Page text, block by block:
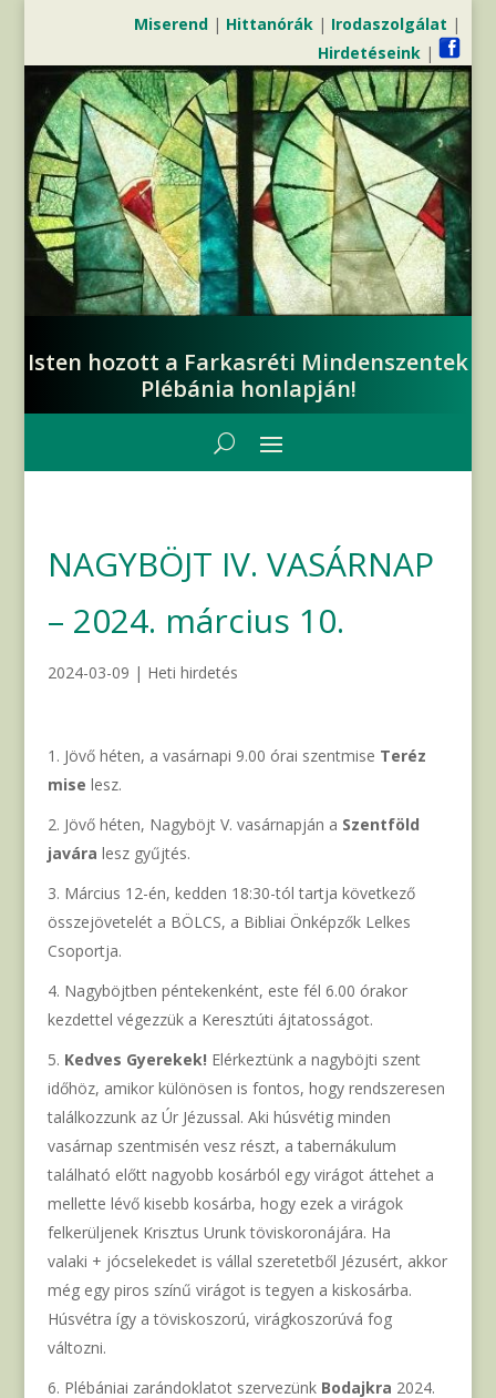
Miserend| Hittanórák| Irodaszolgálat |
Hirdetéseink|
Isten hozott a Farkasréti Mindenszentek
Plébánia honlapján!
NAGYBÖJT IV. VASÁRNAP
– 2024. március 10.
2024-03-09 | Heti hirdetés
Jövő héten, a vasárnapi 9.00 órai szentmise Teréz
mise lesz.
Jövő héten, Nagyböjt V. vasárnapján a Szentföld
javára lesz gyűjtés.
Március 12-én, kedden 18:30-tól tartja következő
összejövetelét a BÖLCS, a Bibliai Önképzők Lelkes
Csoportja.
Nagyböjtben péntekenként, este fél 6.00 órakor
kezdettel végezzük a Keresztúti ájtatosságot.
Kedves Gyerekek! Elérkeztünk a nagyböjti szent
időhöz, amikor különösen is fontos, hogy rendszeresen
találkozzunk az Úr Jézussal. Aki húsvétig minden
vasárnap szentmisén vesz részt, a tabernákulum
található előtt nagyobb kosárból egy virágot áttehet a
mellette lévő kisebb kosárba, hogy ezek a virágok
felkerüljenek Krisztus Urunk töviskoronájára. Ha
valaki + jócselekedet is vállal szeretetből Jézusért, akkor
még egy piros színű virágot is tegyen a kiskosárba.
Húsvétra így a töviskoszorú, virágkoszorúvá fog
változni.
Plébániai zarándoklatot szervezünk Bodajkra 2024.